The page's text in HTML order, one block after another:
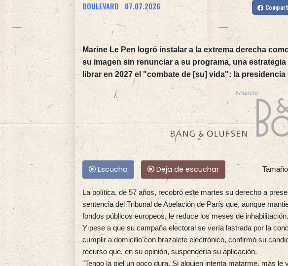
BOULEVARD 07.07.2026
Marine Le Pen logró instalar a la extrema derecha
su imagen sin renunciar a su programa, una
librar en 2027 el "combate de [su] vida": la presidencia
Anuncio
Escucha Deja de escuchar
La política, de 57 años, recobró este martes su derecho a
sentencia del Tribunal de Apelación de París que, aunque
fondos públicos europeos, le reduce los meses de inhabilitación.
Y pese a que su campaña electoral se vería lastrada por la
cumplir a domicilio con brazalete electrónico, confirmó su
recurso que, en su opinión, suspendería su aplicación.
"Tengo la piel un poco dura. Si alguien intenta matarme, más le